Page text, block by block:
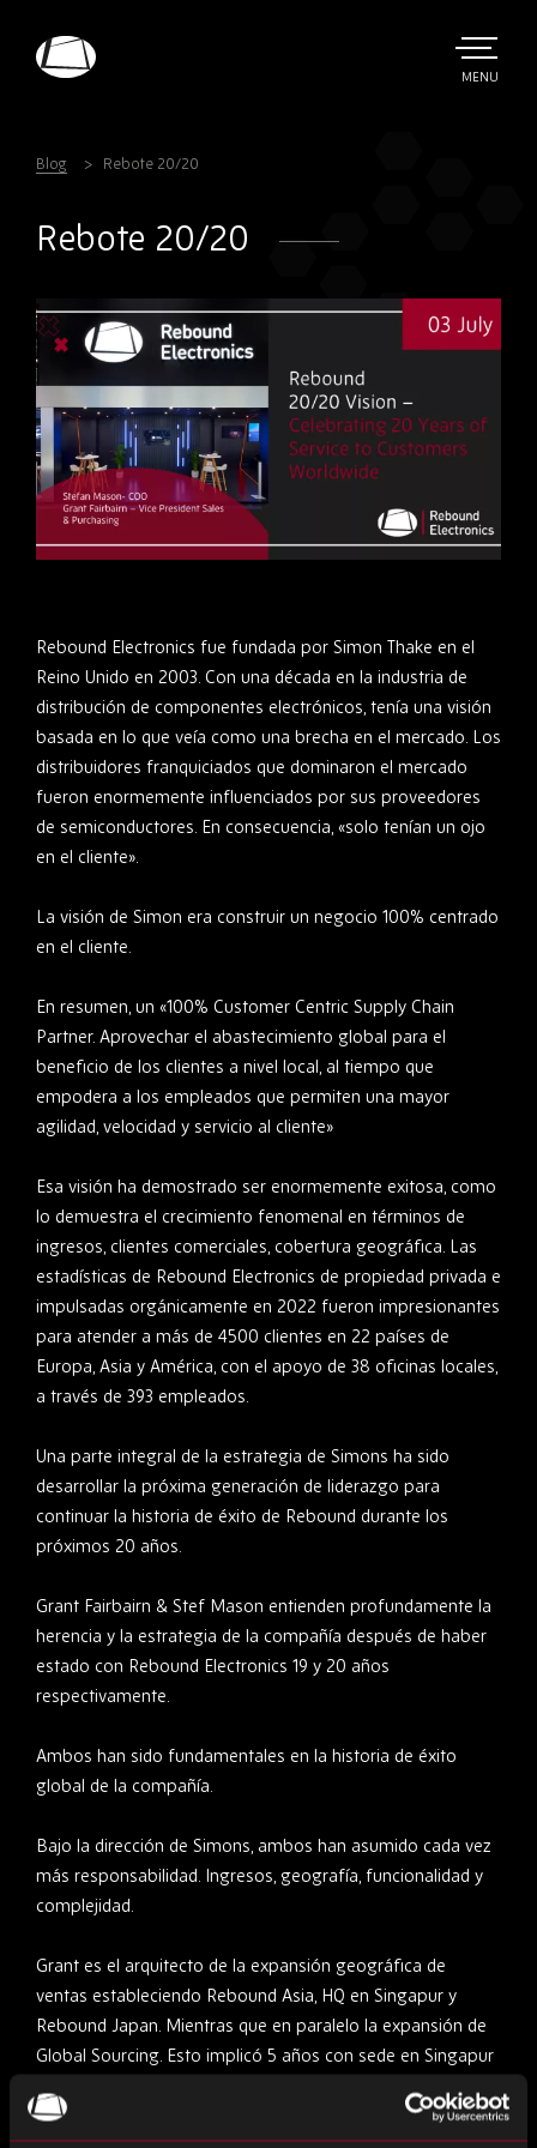
TOGGLE
MENU
Blog Rebote 20/20
Rebote 20/20
Rebound Electronics fue fundada por Simon Thake en el
Reino Unido en 2003. Con una década en la industria de
distribución de componentes electrónicos, tenía una visión
basada en lo que veía como una brecha en el mercado. Los
distribuidores franquiciados que dominaron el mercado
fueron enormemente influenciados por sus proveedores
de semiconductores. En consecuencia, «solo tenían un ojo
en el cliente».
La visión de Simon era construir un negocio 100% centrado
en el cliente.
En resumen, un «100% Customer Centric Supply Chain
Partner. Aprovechar el abastecimiento global para el
beneficio de los clientes a nivel local, al tiempo que
empodera a los empleados que permiten una mayor
agilidad, velocidad y servicio al cliente»
Esa visión ha demostrado ser enormemente exitosa, como
lo demuestra el crecimiento fenomenal en términos de
ingresos, clientes comerciales, cobertura geográfica. Las
estadísticas de Rebound Electronics de propiedad privada e
impulsadas orgánicamente en 2022 fueron impresionantes
para atender a más de 4500 clientes en 22 países de
Europa, Asia y América, con el apoyo de 38 oficinas locales,
a través de 393 empleados.
Una parte integral de la estrategia de Simons ha sido
desarrollar la próxima generación de liderazgo para
continuar la historia de éxito de Rebound durante los
próximos 20 años.
Grant Fairbairn & Stef Mason entienden profundamente la
herencia y la estrategia de la compañía después de haber
estado con Rebound Electronics 19 y 20 años
respectivamente.
Ambos han sido fundamentales en la historia de éxito
global de la compañía.
Bajo la dirección de Simons, ambos han asumido cada vez
más responsabilidad. Ingresos, geografía, funcionalidad y
complejidad.
Grant es el arquitecto de la expansión geográfica de
ventas estableciendo Rebound Asia, HQ en Singapur y
Rebound Japan. Mientras que en paralelo la expansión de
Global Sourcing. Esto implicó 5 años con sede en Singapur
llevar a Europa al siguiente nivel y expandir Rebound